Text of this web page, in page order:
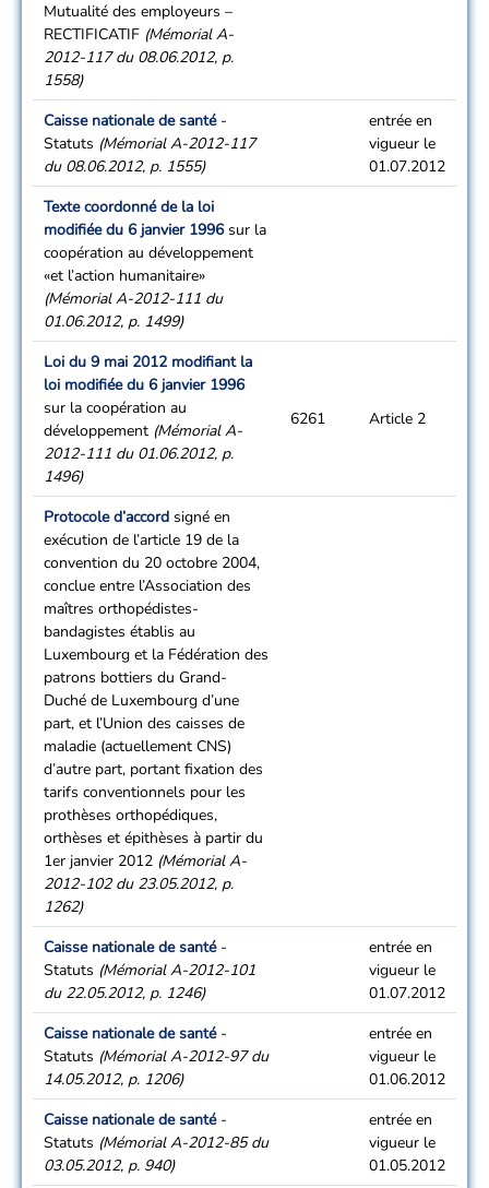
Mutualité des employeurs –
RECTIFICATIF (Mémorial A-
2012-117 du 08.06.2012, p.
1558)
Caisse nationale de santé-
Statuts (Mémorial A-2012-117
du 08.06.2012, p. 1555)
entrée en
vigueur le
01.07.2012
Texte coordonné de la loi
modifiée du 6 janvier 1996sur la
coopération au développement
«et l’action humanitaire»
(Mémorial A-2012-111 du
01.06.2012, p. 1499)
Loi du 9 mai 2012 modifiant la
loi modifiée du 6 janvier 1996
sur la coopération au
développement (Mémorial A-
2012-111 du 01.06.2012, p.
1496)
6261 Article 2
Protocole d’accord signé en
exécution de l’article 19 de la
convention du 20 octobre 2004,
conclue entre l’Association des
maîtres orthopédistes-
bandagistes établis au
Luxembourg et la Fédération des
patrons bottiers du Grand-
Duché de Luxembourg d’une
part, et l’Union des caisses de
maladie (actuellement CNS)
d’autre part, portant fixation des
tarifs conventionnels pour les
prothèses orthopédiques,
orthèses et épithèses à partir du
1er janvier 2012 (Mémorial A-
2012-102 du 23.05.2012, p.
1262)
Caisse nationale de santé-
Statuts (Mémorial A-2012-101
du 22.05.2012, p. 1246)
entrée en
vigueur le
01.07.2012
Caisse nationale de santé-
Statuts (Mémorial A-2012-97 du
14.05.2012, p. 1206)
entrée en
vigueur le
01.06.2012
Caisse nationale de santé-
Statuts (Mémorial A-2012-85 du
03.05.2012, p. 940)
entrée en
vigueur le
01.05.2012